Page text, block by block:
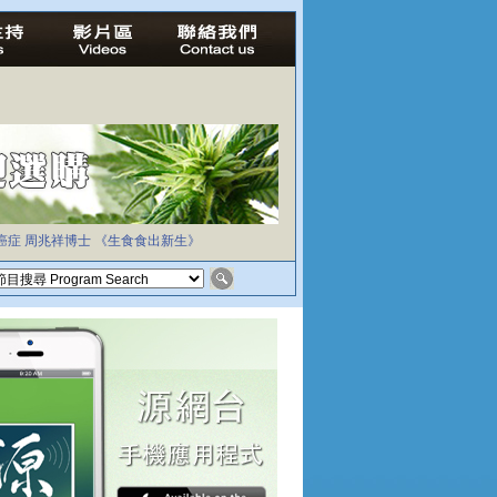
症 周兆祥博士 《生食食出新生》